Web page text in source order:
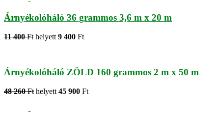
Árnyékolóháló 36 grammos 3,6 m x 20 m
11 400 Ft helyett 9 400 Ft
Árnyékolóháló ZÖLD 160 grammos 2 m x 50 m
48 260 Ft helyett 45 900 Ft